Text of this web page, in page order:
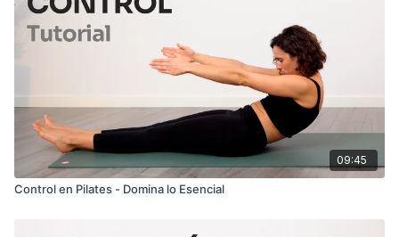
09:45
Control en Pilates - Domina lo Esencial